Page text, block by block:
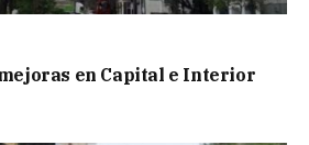
en Capital e Interior